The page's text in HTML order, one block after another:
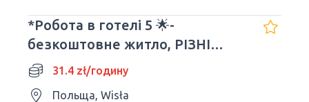
*Робота в готелі 5 🌟-
безкоштовне житло, РІЗНІ
ПОЗИЦІЇ*
31.4 zł/годину
Польща, Wisła